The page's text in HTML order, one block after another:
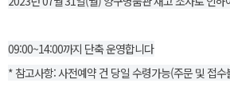
09:00~14:00까지 단축 운영합니다
* 참고사항: 사전예약 건 당일 수령가능(주문 및 접수